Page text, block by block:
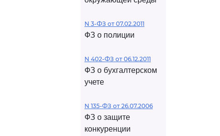
N 3-ФЗ от 07.02.2011
ФЗ о полиции
N 402-ФЗ от 06.12.2011
ФЗ о бухгалтерском
учете
N 135-ФЗ от 26.07.2006
ФЗ о защите
конкуренции